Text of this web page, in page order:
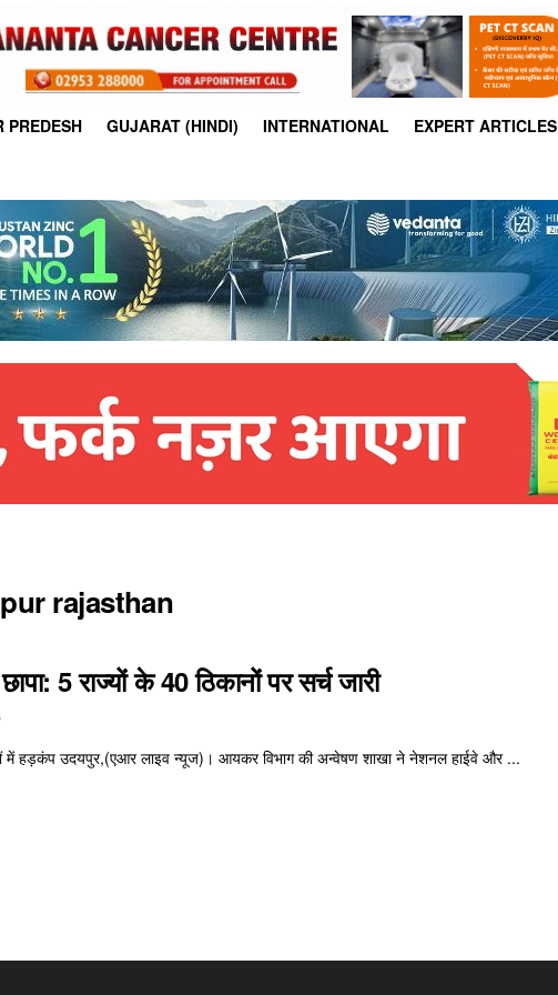
PREDESH GUJARAT (HINDI) INTERNATIONAL EXPERT ARTICLES
rajasthan
5 राज्यों के 40 ठिकानों पर सर्च जारी
में हड़कंप उदयपुर,(एआर लाइव न्यूज)। आयकर विभाग की अन्वेषण शाखा ने नेशनल हाईवे और ...